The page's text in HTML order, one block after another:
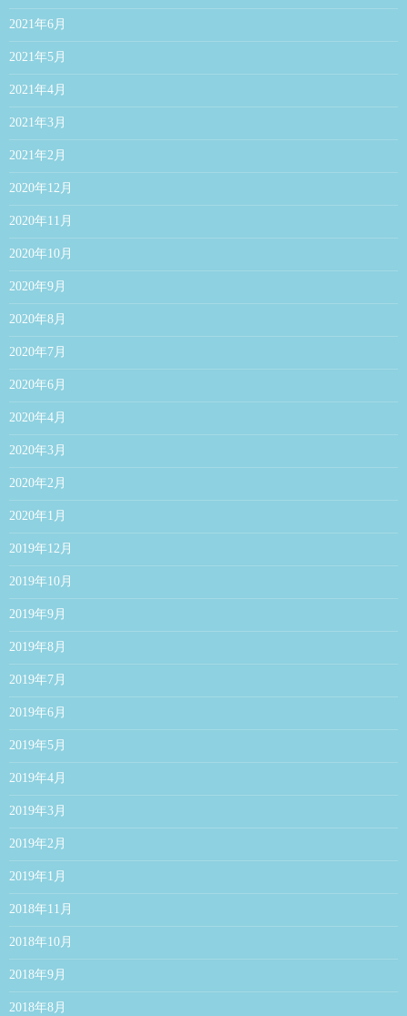
2021年6月
2021年5月
2021年4月
2021年3月
2021年2月
2020年12月
2020年11月
2020年10月
2020年9月
2020年8月
2020年7月
2020年6月
2020年4月
2020年3月
2020年2月
2020年1月
2019年12月
2019年10月
2019年9月
2019年8月
2019年7月
2019年6月
2019年5月
2019年4月
2019年3月
2019年2月
2019年1月
2018年11月
2018年10月
2018年9月
2018年8月